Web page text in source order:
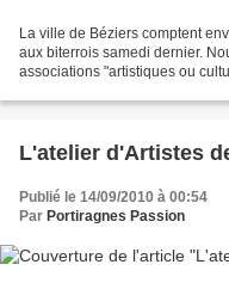
La ville de Béziers comptent
aux biterrois samedi dernier.
associations "artistiques ou
L'atelier d'Artistes
Publié le 14/09/2010 à 00:54
Par Portiragnes Passion